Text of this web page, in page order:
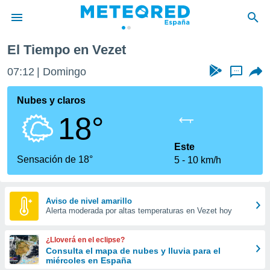
de
por
que se
calidad.
a este
las
y
forma
digital
basada
El Tiempo en Vezet
07:12 Domingo ...
Nubes y claros
18°
Sensación de 18°
Este
5
10 km/h
Aviso de nivel amarillo
Alerta moderada por altas temperaturas en Vezet hoy
¿Lloverá en el eclipse?
Consulta el mapa de nubes y lluvia para el
miércoles en España